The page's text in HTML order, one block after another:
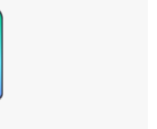
et en
ensemble. Les
aux Clients
ouvrir un incident de
de